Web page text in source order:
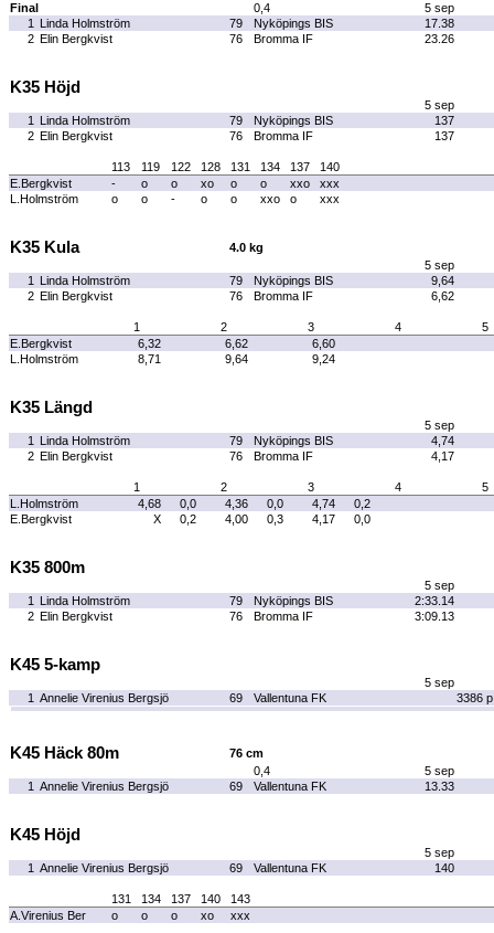
Final
0,4
5 sep
1
Linda Holmström 79 Nyköpings BIS
17.38
2 Elin Bergkvist 76 Bromma IF 23.26
K35 Höjd
5 sep
1
Linda Holmström 79 Nyköpings BIS
137
2 Elin Bergkvist 76 Bromma IF 137
113 119 122 128 131 134 137
140
E.Bergkvist
- o o xo o o xxo
xxx
L.Holmström
o o - o o xxo o xxx
K35 Kula
4.0 kg
5 sep
1
Linda Holmström 79 Nyköpings BIS
9,64
2 Elin Bergkvist 76 Bromma IF 6,62
1 2 3 4
5
E.Bergkvist
6,32 6,62
6,60
L.Holmström
8,71 9,64 9,24
K35 Längd
5 sep
1
Linda Holmström 79 Nyköpings BIS
4,74
2 Elin Bergkvist 76 Bromma IF 4,17
1 2 3 4
5
L.Holmström
4,68 0,0 4,36 0,0 4,74
0,2
E.Bergkvist
X 0,2 4,00 0,3 4,17 0,0
K35 800m
5 sep
1
Linda Holmström 79 Nyköpings BIS
2:33.14
2 Elin Bergkvist 76 Bromma IF 3:09.13
K45 5-kamp
5 sep
1 Annelie Virenius Bergsjö 69 Vallentuna FK 3386 p
K45 Häck 80m
76 cm
0,4
5 sep
1 Annelie Virenius Bergsjö 69 Vallentuna FK 13.33
K45 Höjd
5 sep
1 Annelie Virenius Bergsjö 69 Vallentuna FK 140
131 134 137 140
143
A.Virenius Ber
o o o xo xxx